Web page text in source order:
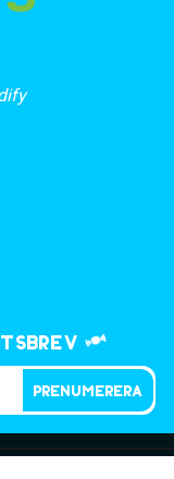
PRENUMERERA